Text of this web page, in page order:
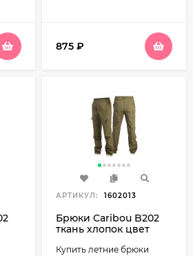
875 ₽
АРТИКУЛ: 1602013
Брюки Caribou B202
ткань хлопок цвет
Купить летние брюки